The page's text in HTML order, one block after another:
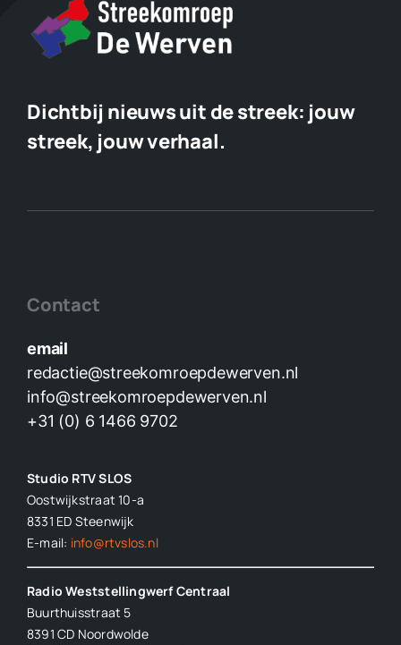
Dichtbij nieuws uit de streek: jouw
streek, jouw verhaal.
Contact
email
redactie@streekomroepdewerven.nl
info@streekomroepdewerven.nl
+31 (0) 6 1466 9702
Studio RTV SLOS
Oostwijkstraat 10-a
8331 ED Steenwijk
E-mail: info@rtvslos.nl
Radio Weststellingwerf Centraal
Buurthuisstraat 5
8391 CD Noordwolde